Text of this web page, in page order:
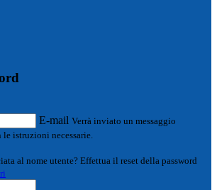
E-mail Verrà inviato un messaggio
istruzioni necessarie.
al nome utente? Effettua il reset della password